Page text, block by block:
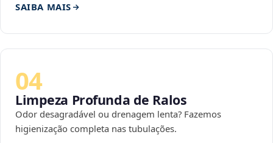
SAIBA MAIS
04
Limpeza Profunda de Ralos
Odor desagradável ou drenagem lenta? Fazemos
higienização completa nas tubulações.